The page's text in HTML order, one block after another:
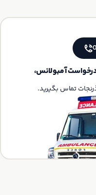
آمبولانس،
تماس بگیرید.